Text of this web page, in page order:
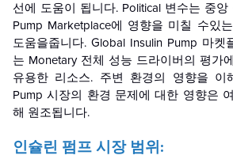
선에 도움이 됩니다. Political 변수는 중앙
Pump Marketplace에 영향을 미칠 수있
도움을줍니다. Global Insulin Pump 마켓
는 Monetary 전체 성능 드라이버의 평가
유용한 리소스. 주변 환경의 영향을 이
Pump 시장의 환경 문제에 대한 영향은
해 원조됩니다.
인슐린 펌프 시장 범위: